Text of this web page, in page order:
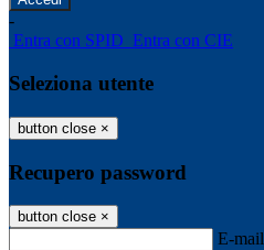
-
Entra con SPID Entra con CIE
Seleziona utente
button close ×
Recupero password
button close ×
E-mail